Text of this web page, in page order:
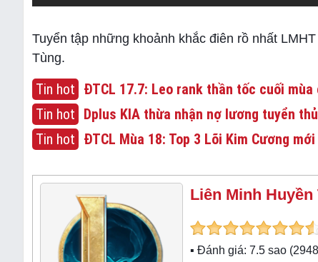
Tuyển tập những khoảnh khắc điên rồ nhất
Tùng.
Tin hot ĐTCL 17.7: Leo rank thần tốc cuối
Tin hot Dplus KIA thừa nhận nợ lương tuyển thủ
Tin hot ĐTCL Mùa 18: Top 3 Lõi Kim Cương
Liên Minh Huyền
▪ Đánh giá: 7.5 sao (2948